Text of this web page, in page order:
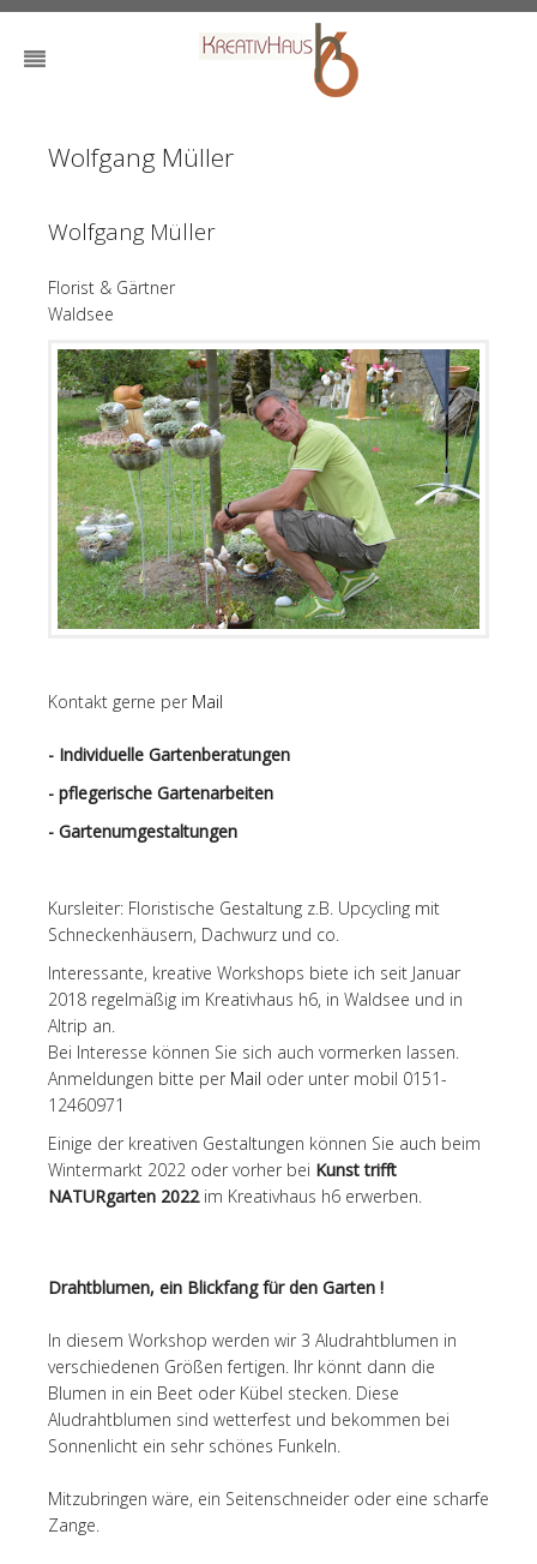
Wolfgang Müller
Wolfgang Müller
Florist & Gärtner
Waldsee
Kontakt gerne per Mail
- Individuelle Gartenberatungen
- pflegerische Gartenarbeiten
- Gartenumgestaltungen
Kursleiter: Floristische Gestaltung z.B. Upcycling mit
Schneckenhäusern, Dachwurz und co.
Interessante, kreative Workshops biete ich seit Januar
2018 regelmäßig im Kreativhaus h6, in Waldsee und in
Altrip an.
Bei Interesse können Sie sich auch vormerken lassen.
Anmeldungen bitte per Mail oder unter mobil 0151-
12460971
Einige der kreativen Gestaltungen können Sie auch beim
Wintermarkt 2022 oder vorher bei Kunst trifft
NATURgarten 2022im Kreativhaus h6 erwerben.
Drahtblumen, ein Blickfang für den Garten !
In diesem Workshop werden wir 3 Aludrahtblumen in
verschiedenen Größen fertigen. Ihr könnt dann die
Blumen in ein Beet oder Kübel stecken. Diese
Aludrahtblumen sind wetterfest und bekommen bei
Sonnenlicht ein sehr schönes Funkeln.
Mitzubringen wäre, ein Seitenschneider oder eine scharfe
Zange.